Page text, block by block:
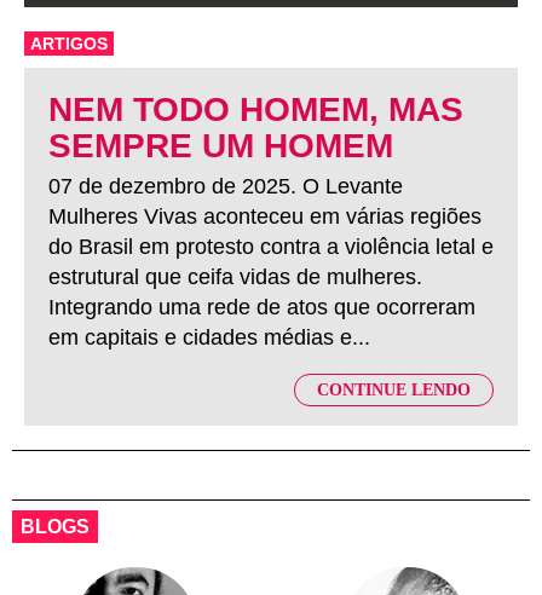
ARTIGOS
NEM TODO HOMEM, MAS
SEMPRE UM HOMEM
07 de dezembro de 2025. O Levante
Mulheres Vivas aconteceu em várias regiões
do Brasil em protesto contra a violência letal e
estrutural que ceifa vidas de mulheres.
Integrando uma rede de atos que ocorreram
em capitais e cidades médias e...
CONTINUE LENDO
BLOGS